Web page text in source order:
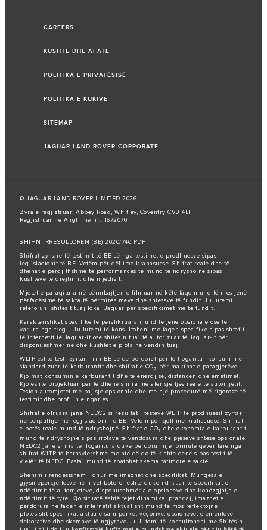
CAREERS
KUSHTE DHE AFATE
POLITIKA E PRIVATËSISË
POLITIKA E KUKIVE
SITEMAP
JAGUAR LAND ROVER CORPORATE
© JAGUAR LAND ROVER LIMITED 2026
Zyra e regjistruar: Abbey Road, Whitley, Coventry CV3 4LF
Regjistruar në Angli me nr.: 1672070
SHIHNI RREGULLOREN (BE) 2020/740 PDF
Shifrat zyrtare të testimit të BE-së nga testimet e prodhuesve sipas
legjislacionit të BE. Vetëm për qëllime krahasuese. Shifrat reale dhe të
dhënat e përgjithshme të performancës të mund të ndryshojnë sipas
kushteve të drejtimit dhe mjedisit.
Mjetet e paraqitura në përmbajtjen e filmuar në këtë faqe mund të mos jenë
përfaqësime të sakta të përmirësimeve dhe shtesave të fundit. Ju lutemi
referojuni shitësit tuaj lokal Jaguar për specifikimet më të fundit.
Karakteristikat specifike të përshkruara mund të jenë opsionale ose të
varura nga tregu. Ju lutemi të konsultoheni me faqen specifike sipas shtetit
të internetit të Jaguar-it ose shitësin tuaj të autorizuar të Jaguar-it për
disponueshmërinë dhe kushtet e plota në vendin tuaj.
WLTP është testi zyrtar i ri i BE-së që përdoret për të llogaritur konsumin e
standardizuar të karburantit dhe shifrat e CO2
për makinat e pasagjerëve.
Kjo mat konsumin e karburantit dhe të energjisë, distancën dhe emetimet.
Kjo është projektuar për të dhënë shifra më afër sjelljes reale të automjetit.
Teston automjetet me pajisje opsionale dhe me një procedurë më rigoroze të
testimit dhe profilin e ngarjes.
Shifrat e ofruara janë NEDC2 si rezultat i testeve WLTP të prodhuesit zyrtar
në përputhje me legjislacionin e BE. Vetëm për qëllime krahasuese. Shifrat
e botës reale mund të ndryshojnë. Shifrat e CO2 dhe ekonomia e karburantit
mund të ndryshojnë sipas rrotave të vendosura dhe pjesëve shtesë opsionale.
NEDC2 janë shifra të llogaritura duke përdorur një formulë qeveritare nga
shifrat WLTP të barasvlershme me atë që do të kishte qenë sipas testit të
vjetër të NEDC. Pastaj mund të zbatohet skema tatimore e saktë.
Shënim i rëndësishëm lidhur me imazhet dhe specifikat. Mungesa e
gjysmëpërcjellësve në nivel botëror është duke ndikuar te specifikat e
ndërtimit të automjeteve, disponueshmëria e opsioneve dhe kohëzgjatja e
ndërtimit të tyre. Kjo situatë është tejet dinamike, prandaj, imazhet e
përdorura në faqen e internetit aktualisht mund të mos reflektojnë
plotësisht specifikat aktuale sa u përket veçorive, opsioneve, elementeve
dekorative dhe skemave të ngjyrave. Ju lutemi të konsultoheni me Shitësin